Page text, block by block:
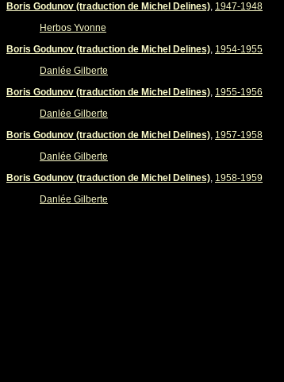
Boris Godunov (traduction de Michel Delines), 1947-1948
Herbos Yvonne
Boris Godunov (traduction de Michel Delines), 1954-1955
Danlée Gilberte
Boris Godunov (traduction de Michel Delines), 1955-1956
Danlée Gilberte
Boris Godunov (traduction de Michel Delines), 1957-1958
Danlée Gilberte
Boris Godunov (traduction de Michel Delines), 1958-1959
Danlée Gilberte